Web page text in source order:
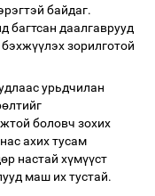
байдаг.
багтсан даалгаврууд
зорилготой
урьдчилан
боловч зохих
ахих тусам
настай хүмүүст
маш их тустай.